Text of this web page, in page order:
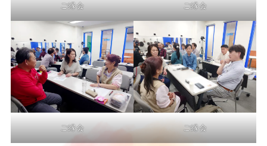
ご縁会 ご縁会
ご縁会 ご縁会